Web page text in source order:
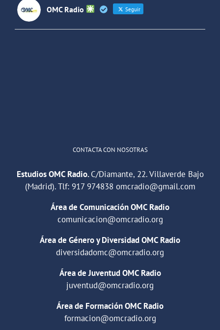
OMC Radio Seguir
CONTACTA CON NOSOTRAS
Estudios OMC Radio.C/Diamante, 22. Villaverde Bajo
(Madrid). Tlf: 917 974838 omcradio@gmail.com
Área de Comunicación OMC Radio
comunicacion@omcradio.org
Área de Género y Diversidad OMC Radio
diversidadomc@omcradio.org
Área de Juventud OMC Radio
juventud@omcradio.org
Área de Formación OMC Radio
formacion@omcradio.org